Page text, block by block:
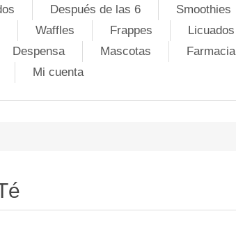
Después de las 6
Smoothies
Waffles Frappes
Licuados
Despensa Mascotas
Farmacia
Mi cuenta